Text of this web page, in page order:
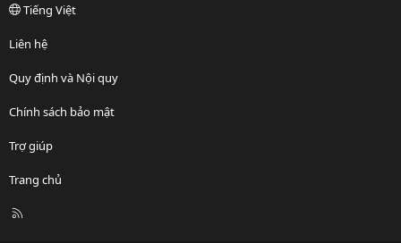
Tiếng Việt
Liên hệ
Quy định và Nội quy
Chính sách bảo mật
Trợ giúp
Trang chủ
R